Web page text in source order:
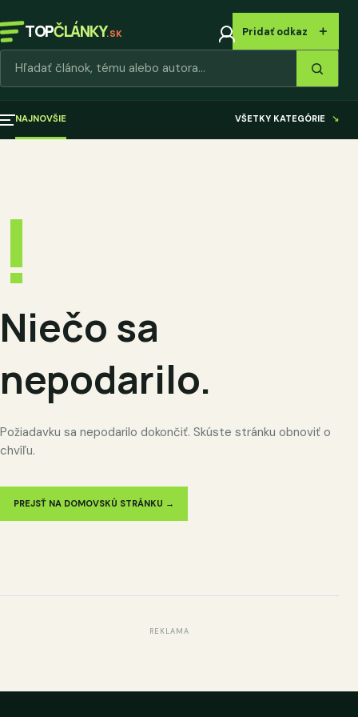
TOPČLÁNKY.SK Pridať odkaz ＋
NAJNOVŠIE VŠETKY KATEGÓRIE ↘
!
Niečo sa
nepodarilo.
Požiadavku sa nepodarilo dokončiť. Skúste stránku obnoviť o
chvíľu.
PREJSŤ NA DOMOVSKÚ STRÁNKU →
REKLAMA